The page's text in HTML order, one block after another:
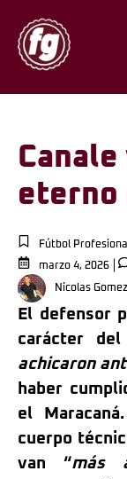
Canale
eterno
Fútbol
marzo 4, 2026
Nicolas
El defensor
carácter
achicaron
haber
el
cuerpo
van “más